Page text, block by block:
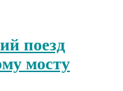
поезд
мосту